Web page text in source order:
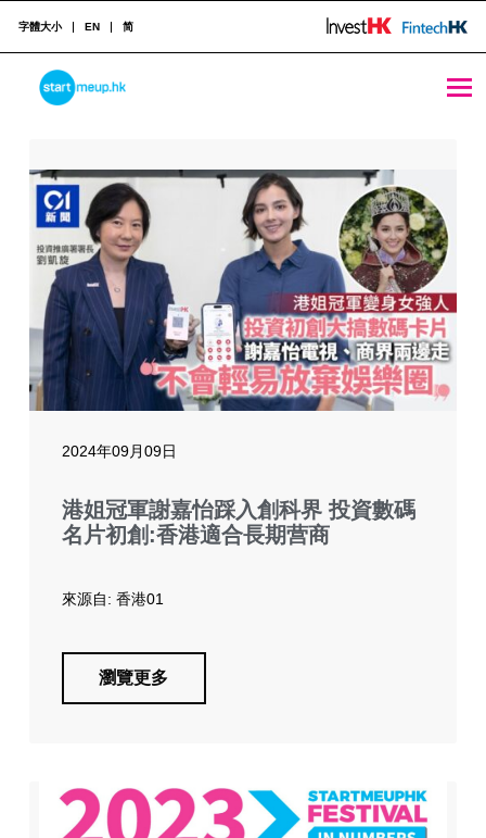
STARTMEUPHK
STARTMEUPHK FESTIVAL IS THE LEADING STARTUP AND INNOVATION CONFERENCE EVENT IN HONG KONG
字體大小 EN 简
媒體報導
2024年09月09日
港姐冠軍謝嘉怡踩入創科界 投資數碼
名片初創:香港適合長期营商
來源自: 香港01
瀏覽更多